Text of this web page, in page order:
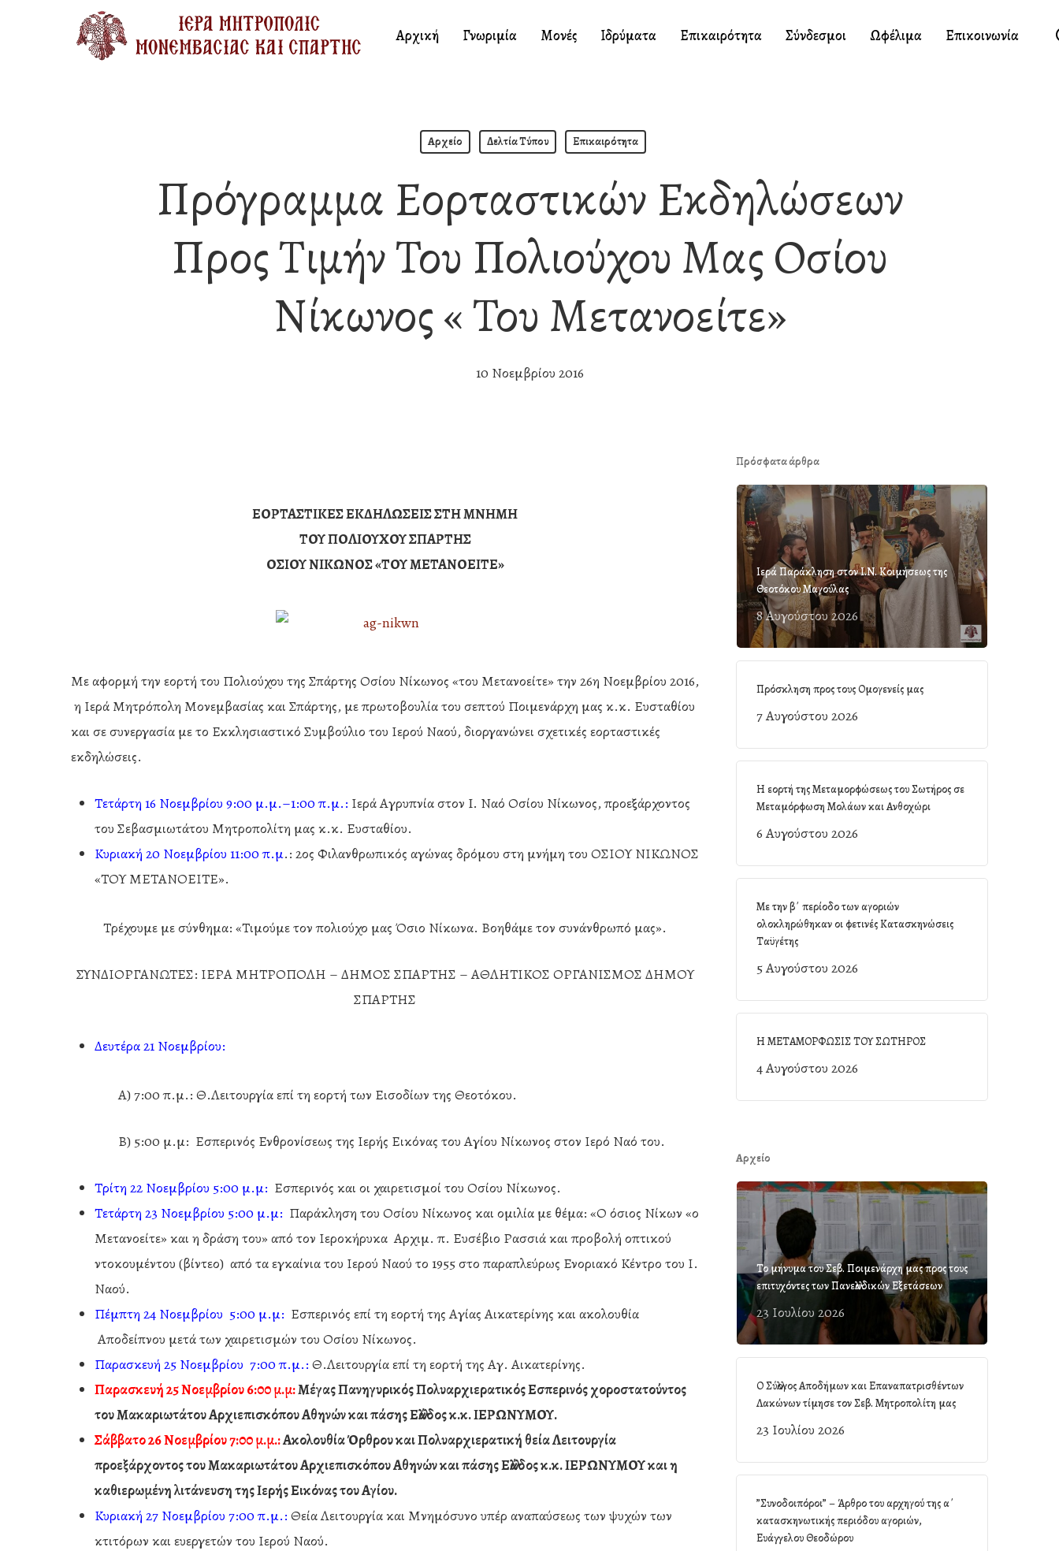
Αρχική Γνωριμία Μονές Ιδρύματα Επικαιρότητα Σύνδεσμοι Ωφέλιμα Επικοινωνία
Αρχείο Δελτία Τύπου Επικαιρότητα
Πρόγραμμα Εορταστικών Εκδηλώσεων
Προς Τιμήν Του Πολιούχου Μας Οσίου
Νίκωνος « Του Μετανοείτε»
10 Νοεμβρίου 2016
ΕΟΡΤΑΣΤΙΚΕΣ ΕΚΔΗΛΩΣΕΙΣ ΣΤΗ ΜΝΗΜΗ
ΤΟΥ ΠΟΛΙΟΥΧΟΥ ΣΠΑΡΤΗΣ
ΟΣΙΟΥ ΝΙΚΩΝΟΣ «ΤΟΥ ΜΕΤΑΝΟΕΙΤΕ»
Με αφορμή την εορτή του Πολιούχου της Σπάρτης Οσίου Νίκωνος «του Μετανοείτε» την 26η Νοεμβρίου 2016,
η Ιερά Μητρόπολη Μονεμβασίας και Σπάρτης, με πρωτοβουλία του σεπτού Ποιμενάρχη μας κ.κ. Ευσταθίου
και σε συνεργασία με το Εκκλησιαστικό Συμβούλιο του Ιερού Ναού, διοργανώνει σχετικές εορταστικές
εκδηλώσεις.
Τετάρτη 16 Νοεμβρίου 9:00 μ.μ.–1:00 π.μ.: Ιερά Αγρυπνία στον I. Ναό Οσίου Νίκωνος, προεξάρχοντος
του Σεβασμιωτάτου Μητροπολίτη μας κ.κ. Ευσταθίου.
Κυριακή 20 Νοεμβρίου 11:00 π.μ.: 2ος Φιλανθρωπικός αγώνας δρόμου στη μνήμη του ΟΣΙΟΥ ΝΙΚΩΝΟΣ
«ΤΟΥ ΜΕΤΑΝΟΕΙΤΕ».
Τρέχουμε με σύνθημα: «Τιμούμε τον πολιούχο μας Όσιο Νίκωνα. Βοηθάμε τον συνάνθρωπό μας».
ΣΥΝΔΙΟΡΓΑΝΩΤΕΣ: ΙΕΡΑ ΜΗΤΡΟΠΟΛΗ – ΔΗΜΟΣ ΣΠΑΡΤΗΣ – ΑΘΛΗΤΙΚΟΣ ΟΡΓΑΝΙΣΜΟΣ ΔΗΜΟΥ
ΣΠΑΡΤΗΣ
Δευτέρα 21 Νοεμβρίου:
Α) 7:00 π.μ.: Θ.Λειτουργία επί τη εορτή των Εισοδίων της Θεοτόκου.
Β) 5:00 μ.μ: Εσπερινός Ενθρονίσεως της Ιερής Εικόνας του Αγίου Νίκωνος στον Ιερό Ναό του.
Τρίτη 22 Νοεμβρίου 5:00 μ.μ: Εσπερινός και οι χαιρετισμοί του Οσίου Νίκωνος.
Τετάρτη 23 Νοεμβρίου 5:00 μ.μ: Παράκληση του Οσίου Νίκωνος και ομιλία με θέμα: «Ο όσιος Νίκων «ο
Μετανοείτε» και η δράση του» από τον Ιεροκήρυκα Αρχιμ. π. Ευσέβιο Ρασσιά και προβολή οπτικού
ντοκουμέντου (βίντεο) από τα εγκαίνια του Ιερού Ναού το 1955 στο παραπλεύρως Ενοριακό Κέντρο του Ι.
Ναού.
Πέμπτη 24 Νοεμβρίου 5:00 μ.μ: Εσπερινός επί τη εορτή της Αγίας Αικατερίνης και ακολουθία
Αποδείπνου μετά των χαιρετισμών του Οσίου Νίκωνος.
Παρασκευή 25 Νοεμβρίου 7:00 π.μ.: Θ.Λειτουργία επί τη εορτή της Αγ. Αικατερίνης.
Παρασκευή 25 Νοεμβρίου 6:00 μ.μ:Μέγας Πανηγυρικός Πολυαρχιερατικός Εσπερινόςχοροστατούντος
του Μακαριωτάτου Αρχιεπισκόπου Αθηνών και πάσης Ελλάδος κ.κ. ΙΕΡΩΝΥΜΟΥ.
Σάββατο 26 Νοεμβρίου 7:00 μ.μ.:Ακολουθία Όρθρου και Πολυαρχιερατική θεία Λειτουργία
προεξάρχοντος του Μακαριωτάτου Αρχιεπισκόπου Αθηνών και πάσης Ελλάδος κ.κ. ΙΕΡΩΝΥΜΟΥκαι η
καθιερωμένη λιτάνευση της Ιερής Εικόνας του Αγίου.
Κυριακή 27 Νοεμβρίου 7:00 π.μ.: Θεία Λειτουργία και Μνημόσυνο υπέρ αναπαύσεως των ψυχών των
κτιτόρων και ευεργετών του Ιερού Ναού.
Πρόσφατα άρθρα
Ιερά Παράκληση στον Ι.Ν. Κοιμήσεως της
Θεοτόκου Μαγούλας
8 Αυγούστου 2026
Πρόσκληση προς τους Ομογενείς μας
7 Αυγούστου 2026
Η εορτή της Μεταμορφώσεως του Σωτήρος σε
Μεταμόρφωση Μολάων και Ανθοχώρι
6 Αυγούστου 2026
Με την β΄ περίοδο των αγοριών
ολοκληρώθηκαν οι φετινές Κατασκηνώσεις
Ταϋγέτης
5 Αυγούστου 2026
Η ΜΕΤΑΜΟΡΦΩΣΙΣ ΤΟΥ ΣΩΤΗΡΟΣ
4 Αυγούστου 2026
Αρχείο
Το μήνυμα του Σεβ. Ποιμενάρχη μας προς τους
επιτυχόντες των Πανελλαδικών Εξετάσεων
23 Ιουλίου 2026
Ο Σύλλογος Αποδήμων και Επαναπατρισθέντων
Λακώνων τίμησε τον Σεβ. Μητροπολίτη μας
23 Ιουλίου 2026
”Συνοδοιπόροι” – Άρθρο του αρχηγού της α΄
κατασκηνωτικής περιόδου αγοριών,
Ευάγγελου Θεοδώρου